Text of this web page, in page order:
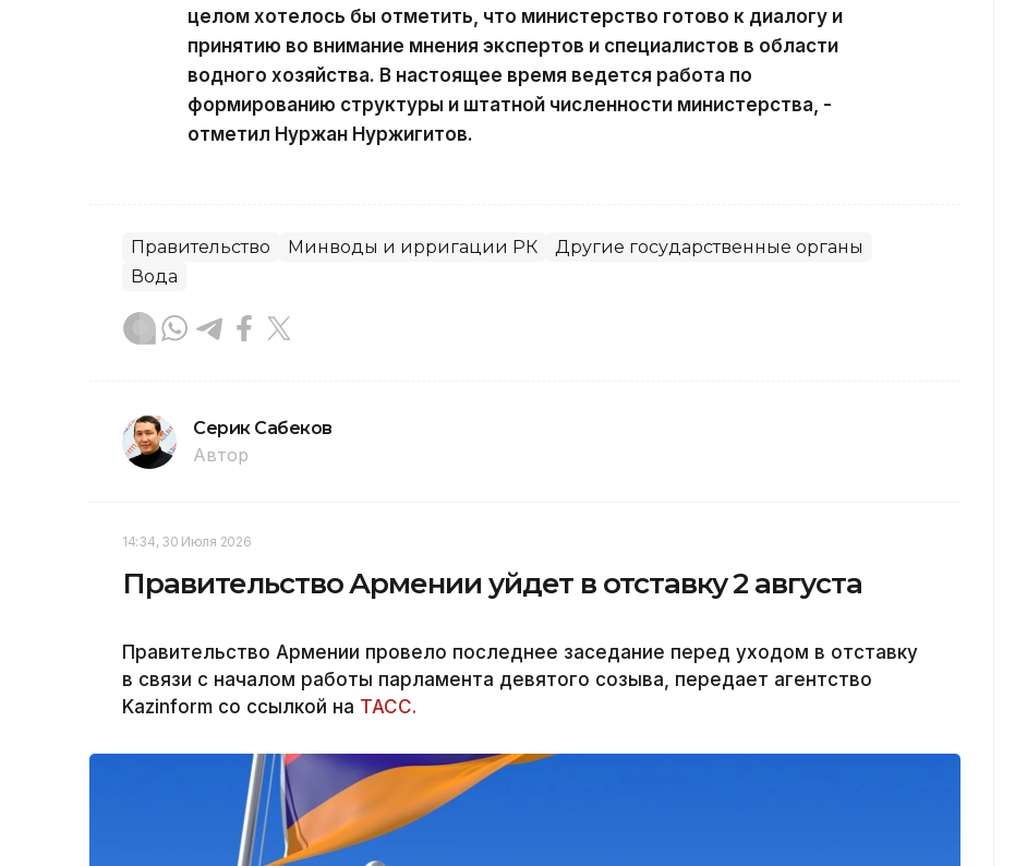
целом хотелось бы отметить, что министерство готово к диалогу и
принятию во внимание мнения экспертов и специалистов в области
водного хозяйства. В настоящее время ведется работа по
формированию структуры и штатной численности министерства, -
отметил Нуржан Нуржигитов.
Правительство Минводы и ирригации РК
Другие государственные органы
Вода
Серик Сабеков
Автор
14:34, 30 Июля 2026
Правительство Армении уйдет в отставку 2 августа
Правительство Армении провело последнее заседание перед уходом в отставку
в связи с началом работы парламента девятого созыва, передает агентство
Kazinform со ссылкой на ТАСС.